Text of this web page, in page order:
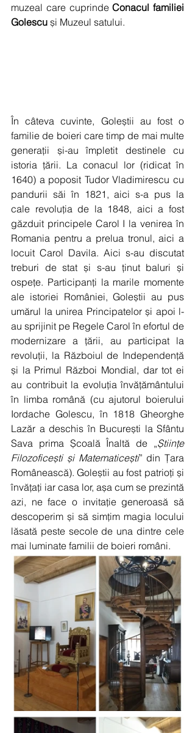
muzeal care cuprinde Conacul familiei
Golescu și Muzeul satului.
În câteva cuvinte, Goleștii au fost o
familie de boieri care timp de mai multe
generații și-au împletit destinele cu
istoria țării. La conacul lor (ridicat în
1640) a poposit Tudor Vladimirescu cu
pandurii săi în 1821, aici s-a pus la
cale revoluția de la 1848, aici a fost
găzduit principele Carol I la venirea în
Romania pentru a prelua tronul, aici a
locuit Carol Davila. Aici s-au discutat
treburi de stat și s-au ținut baluri și
ospețe. Participanți la marile momente
ale istoriei României, Goleștii au pus
umărul la unirea Principatelor și apoi l-
au sprijinit pe Regele Carol în efortul de
modernizare a țării, au participat la
revoluții, la Războiul de Independență
și la Primul Război Mondial, dar tot ei
au contribuit la evoluția învățământului
în limba română (cu ajutorul boierului
Iordache Golescu, în 1818 Gheorghe
Lazăr a deschis în București la Sfântu
Sava prima Școală Înaltă de „Științe
Filozoficești și Matematicești” din Țara
Românească). Goleștii au fost patrioți și
învățați iar casa lor, așa cum se prezintă
azi, ne face o invitație generoasă să
descoperim și să simțim magia locului
lăsată peste secole de una dintre cele
mai luminate familii de boieri români.